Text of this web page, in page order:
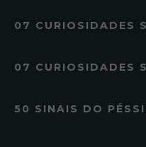
07 CURIOSIDADES
07 CURIOSIDADES
50 SINAIS DO